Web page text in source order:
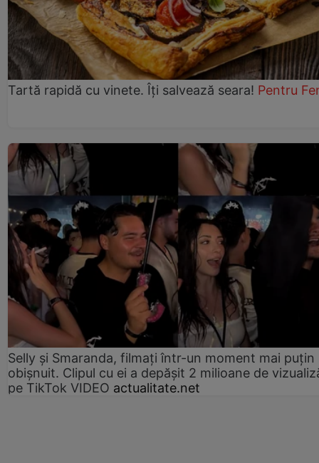
Tartă rapidă cu vinete. Îți salvează seara! Pentru
Selly și Smaranda, filmați într-un moment mai puțin
obișnuit. Clipul cu ei a depășit 2 milioane de
pe TikTok VIDEO actualitate.net